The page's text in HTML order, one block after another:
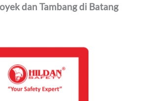
dan Tambang di Batang